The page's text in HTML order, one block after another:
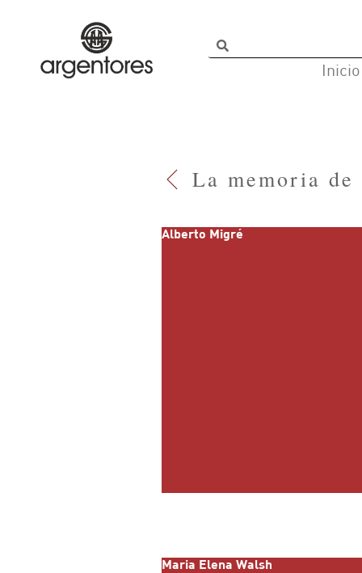
Inicio
La memoria de
Alberto Migré
Maria Elena Walsh